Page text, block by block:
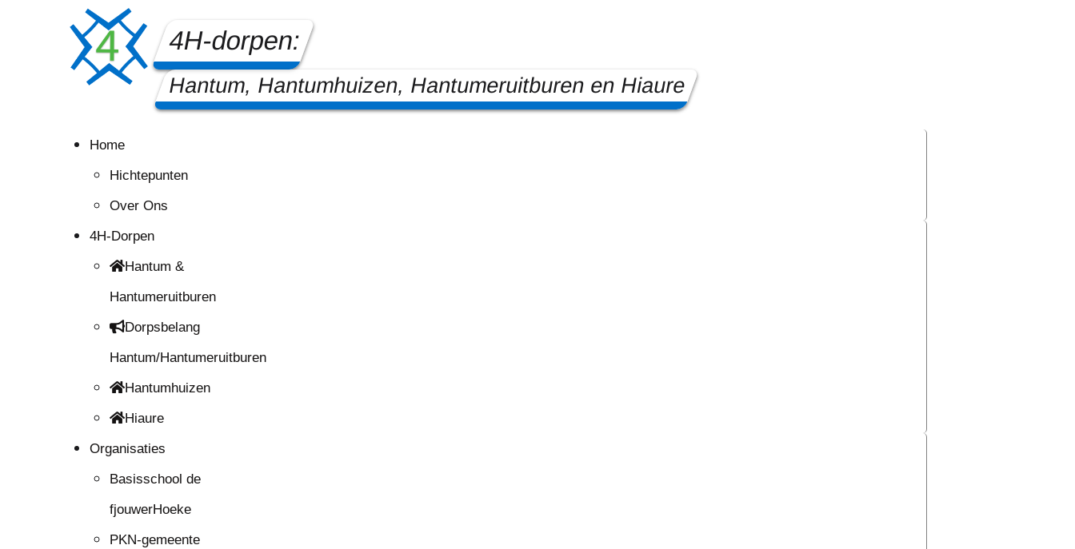
4H-dorpen:
Hantum, Hantumhuizen, Hantumeruitburen en Hiaure
Home
Hichtepunten
Over Ons
4H-Dorpen
Hantum &
Hantumeruitburen
Dorpsbelang
Hantum/Hantumeruitburen
Hantumhuizen
Hiaure
Organisaties
Basisschool de
fjouwerHoeke
PKN-gemeente